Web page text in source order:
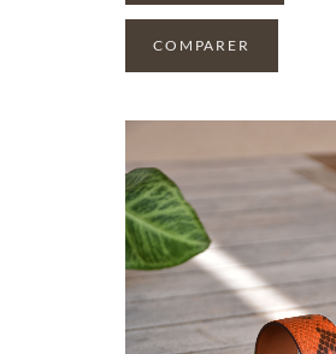
COMPARER